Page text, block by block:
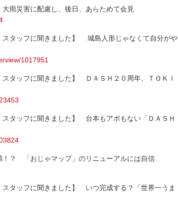
雨災害に配慮し、後日、あらためて会見
スタッフに聞きました】 城島人形じゃなくて自分がや
1017951
タッフに聞きました】 ＤＡＳＨ２０周年、ＴＯＫＩ
スタッフに聞きました】 台本もアポもない「ＤＡＳＨ
！？ 「おじゃマップ」のリニューアルには自信
スタッフに聞きました】 いつ完成する？「世界一うま